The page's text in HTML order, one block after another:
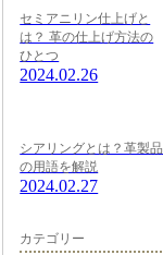
セミアニリン仕上げと
は？ 革の仕上げ方法の
ひとつ
2024.02.26
シアリングとは？革製品
の用語を解説
2024.02.27
カテゴリー